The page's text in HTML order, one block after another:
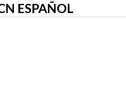
ESPAÑOL